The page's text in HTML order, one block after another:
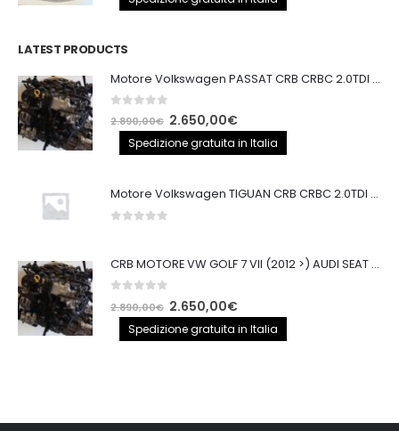
originale
attuale
LATEST PRODUCTS
Motore Volkswagen PASSAT CRB CRBC 2.0TDI 150CV
out of 5
2.890,00€ Il
prezzo
originale
2.890,00€.
2.650,00€Il
prezzo
attuale
2.650,00€.
Spedizione gratuita in Italia
Motore Volkswagen TIGUAN CRB CRBC 2.0TDI 150CV EURO6
CRB MOTORE VW GOLF 7 VII (2012 >) AUDI SEAT 2.0TDI 150CV CRB IMPIANTO BOSCH
out of 5
2.890,00€ Il
prezzo
originale
2.650,00€Il
prezzo
attuale
Spedizione gratuita in Italia